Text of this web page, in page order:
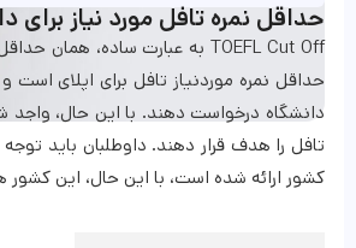
حداقل نمره تافل مورد نیاز برای
حداقل نمره موردنیاز تافل برای اپلای
دانشگاه درخواست دهند. با این حال، واجد
کشور ارائه شده است، با این حال، این